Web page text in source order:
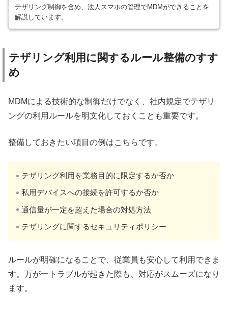
テザリング制御を含め、法人スマホの管理でMDMができることを
解説しています。
テザリング利用に関するルール整備のすす
め
MDMによる技術的な制御だけでなく、社内規定でテザリ
ングの利用ルールを明文化しておくことも重要です。
整備しておきたい項目の例はこちらです。
テザリング利用を業務目的に限定するか否か
私用デバイスへの接続を許可するか否か
通信量が一定を超えた場合の対処方法
テザリングに関するセキュリティポリシー
ルールが明確になることで、従業員も安心して利用できま
す。万が一トラブルが起きた際も、対応がスムーズになり
ます。